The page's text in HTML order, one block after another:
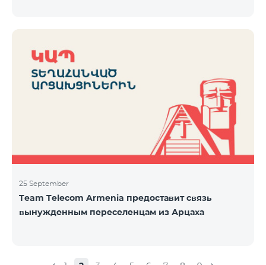
25 September
Team Telecom Armenia предоставит связь
вынужденным переселенцам из Арцаха